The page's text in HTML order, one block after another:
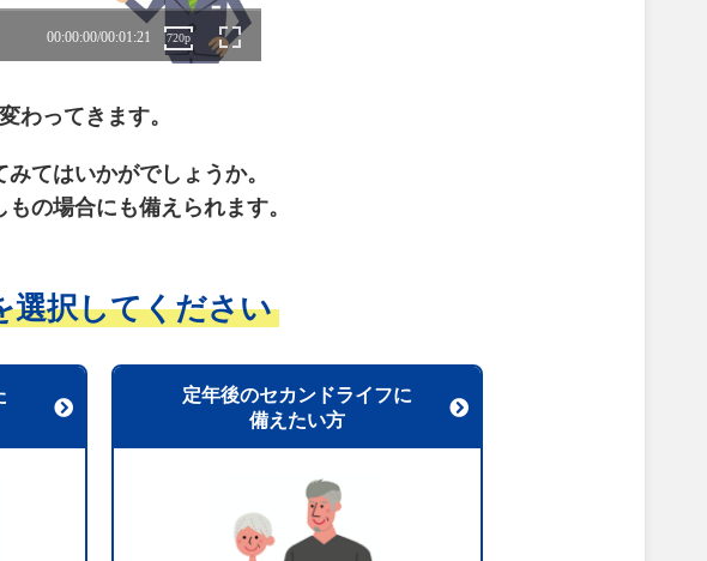
わってきます。
てはいかがでしょうか。
の場合にも備えられます。
選択してください
定年後のセカンドライフに
備えたい方